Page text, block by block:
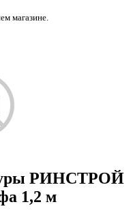
магазине.
РИНСТРОЙ
1,2 м